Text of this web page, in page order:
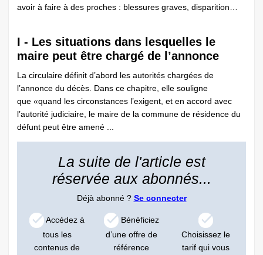
avoir à faire à des proches : blessures graves, disparition…
I - Les situations dans lesquelles le
maire peut être chargé de l’annonce
La circulaire définit d’abord les autorités chargées de
l’annonce du décès. Dans ce chapitre, elle souligne
que «quand les circonstances l’exigent, et en accord avec
l’autorité judiciaire, le maire de la commune de résidence du
défunt peut être amené ...
La suite de l'article est
réservée aux abonnés...
Déjà abonné ? Se connecter
Accédez à
tous les
contenus de
Bénéficiez
d’une offre de
référence
Choisissez le
tarif qui vous